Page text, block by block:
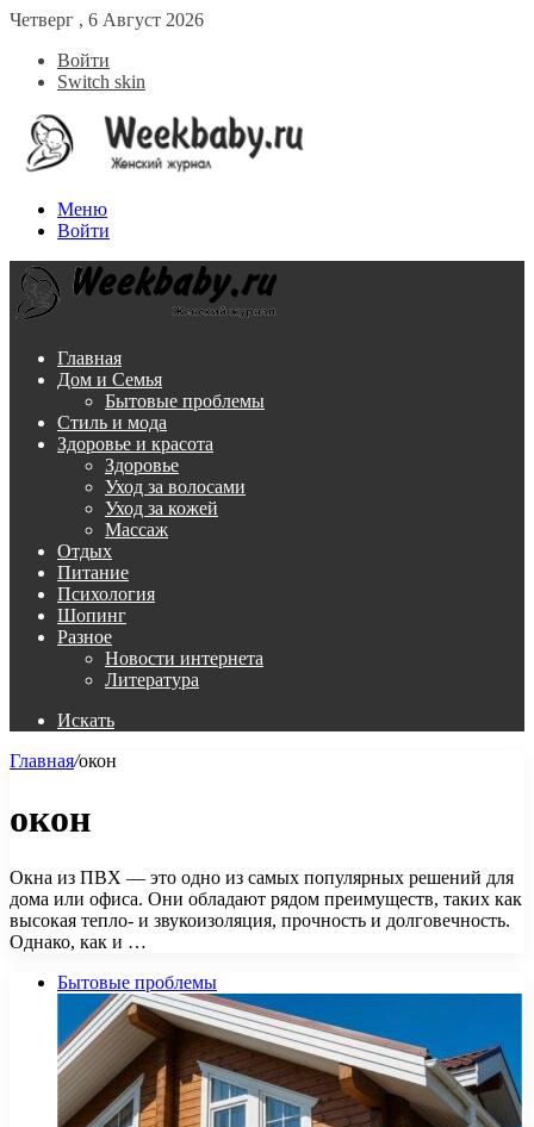
Четверг , 6 Август 2026
Войти
Switch skin
Меню
Войти
Главная
Дом и Семья
Бытовые проблемы
Стиль и мода
Здоровье и красота
Здоровье
Уход за волосами
Уход за кожей
Массаж
Отдых
Питание
Психология
Шопинг
Разное
Новости интернета
Литература
Искать
Главная/окон
окон
Окна из ПВХ — это одно из самых популярных решений для
дома или офиса. Они обладают рядом преимуществ, таких как
высокая тепло- и звукоизоляция, прочность и долговечность.
Однако, как и …
Бытовые проблемы